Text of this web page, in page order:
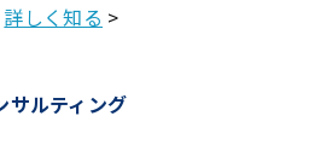
詳しく知る >
サルティング